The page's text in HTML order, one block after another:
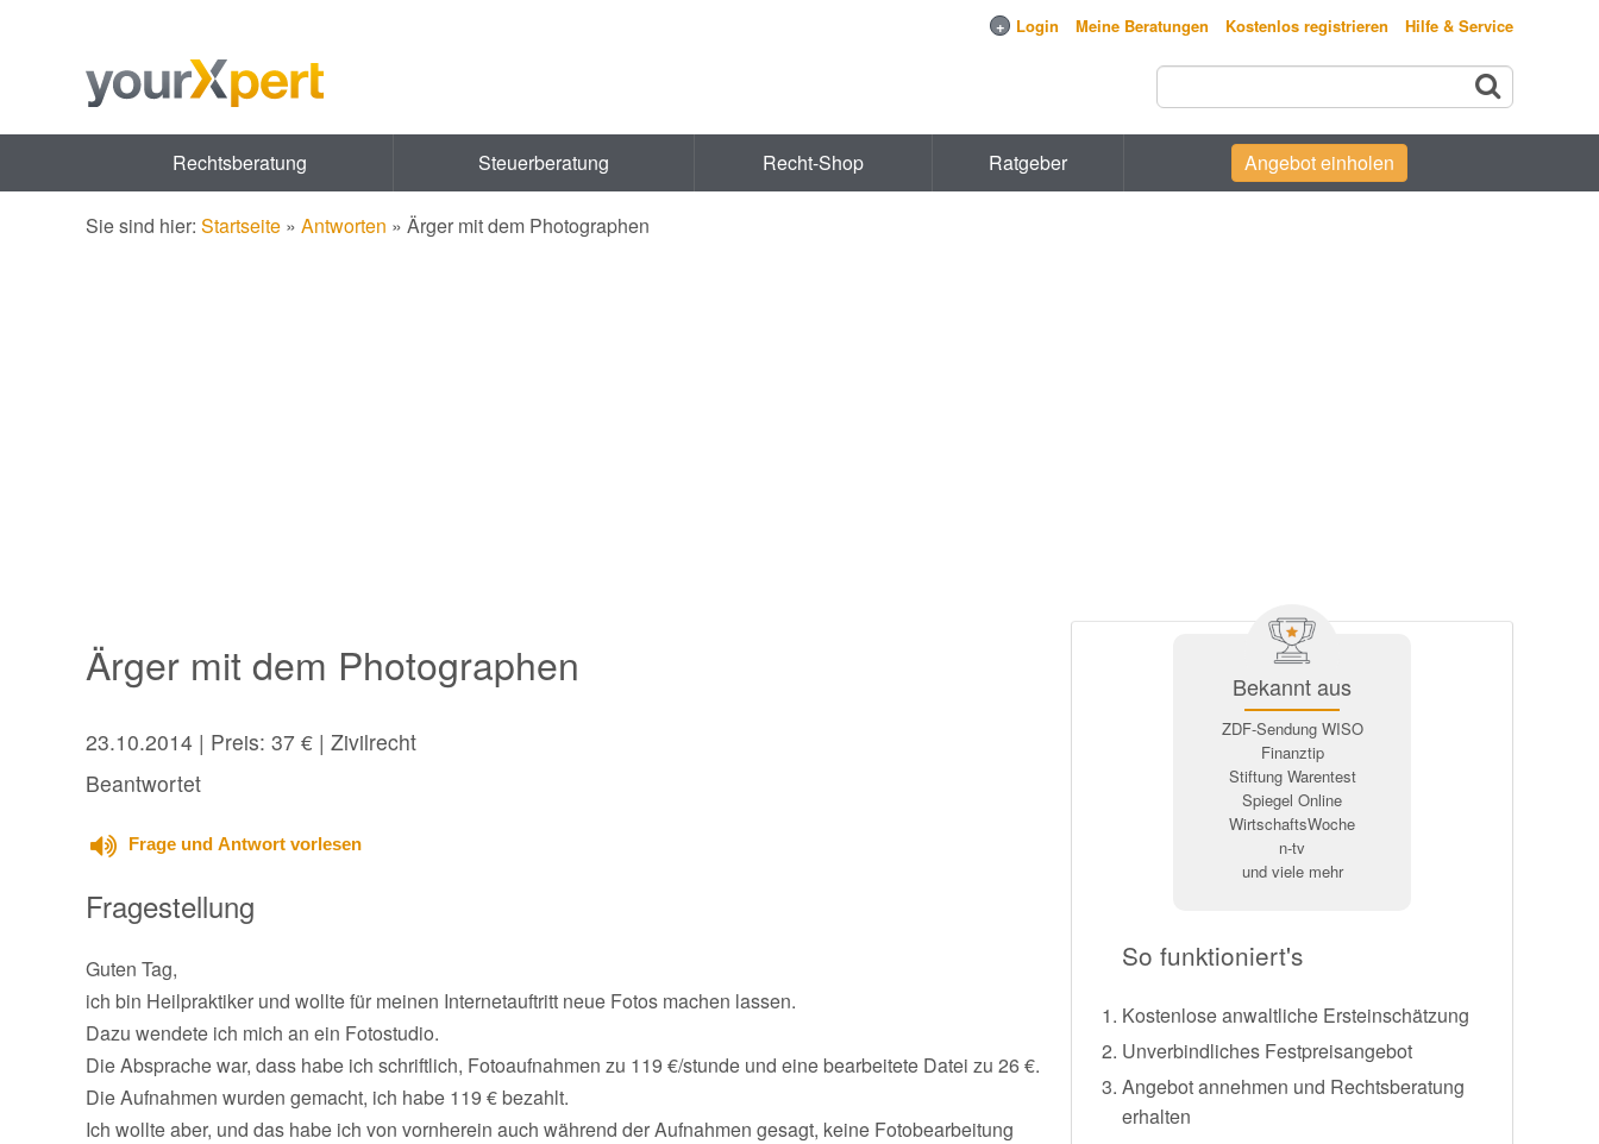
+ Login Meine Beratungen Kostenlos registrieren Hilfe & Service
Rechtsberatung Steuerberatung Recht-Shop Ratgeber Angebot einholen
Sie sind hier: Startseite » Antworten » Ärger mit dem Photographen
Ärger mit dem Photographen
23.10.2014 | Preis: 37 € | Zivilrecht
Beantwortet
Frage und Antwort vorlesen
Fragestellung
Guten Tag,
ich bin Heilpraktiker und wollte für meinen Internetauftritt neue Fotos machen lassen.
Dazu wendete ich mich an ein Fotostudio.
Die Absprache war, dass habe ich schriftlich, Fotoaufnahmen zu 119 €/stunde und eine bearbeitete Datei zu 26 €.
Die Aufnahmen wurden gemacht, ich habe 119 € bezahlt.
Ich wollte aber, und das habe ich von vornherein auch während der Aufnahmen gesagt, keine Fotobearbeitung
Bekannt aus
ZDF-Sendung WISO
Finanztip
Stiftung Warentest
Spiegel Online
WirtschaftsWoche
n-tv
und viele mehr
So funktioniert's
Kostenlose anwaltliche Ersteinschätzung
Unverbindliches Festpreisangebot
Angebot annehmen und Rechtsberatung
erhalten